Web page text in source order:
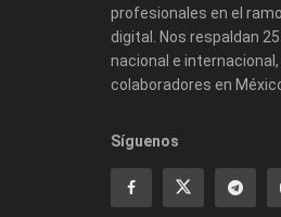
profesionales en el
digital. Nos respaldan
nacional e
colaboradores en
Síguenos